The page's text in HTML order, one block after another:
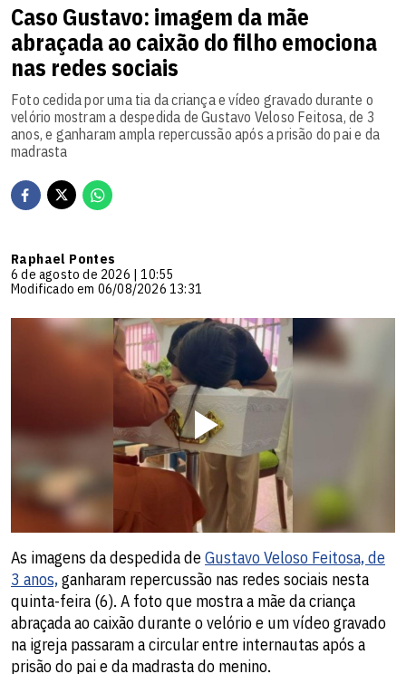
Caso Gustavo: imagem da mãe
abraçada ao caixão do filho emociona
nas redes sociais
Foto cedida por uma tia da criança e vídeo gravado durante o
velório mostram a despedida de Gustavo Veloso Feitosa, de 3
anos, e ganharam ampla repercussão após a prisão do pai e da
madrasta
Raphael Pontes
6 de agosto de 2026 | 10:55
Modificado em 06/08/2026 13:31
As imagens da despedida deGustavo Veloso Feitosa, de
3 anos,ganharam repercussão nas redes sociais nesta
quinta-feira (6). A foto que mostra a mãe da criança
abraçada ao caixão durante o velório e um vídeo gravado
na igreja passaram a circular entre internautas após a
prisão do pai e da madrasta do menino.